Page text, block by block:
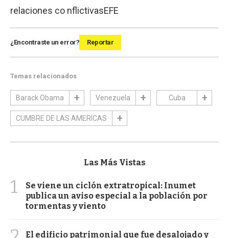
relaciones co nflictivasEFE
¿Encontraste un error? Reportar
Temas relacionados
Barack Obama Venezuela Cuba
CUMBRE DE LAS AMERICAS
Las Más Vistas
1
Se viene un ciclón extratropical: Inumet
publica un aviso especial a la población por
tormentas y viento
El edificio patrimonial que fue desalojado y